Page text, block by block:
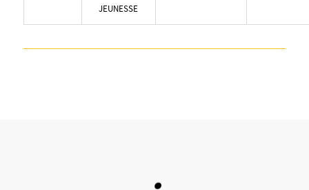
JEUNESSE